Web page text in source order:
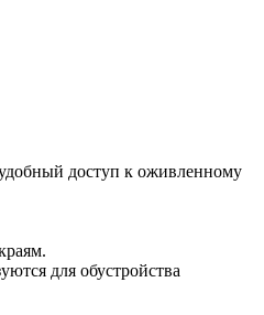
доступ к оживленному
для обустройства